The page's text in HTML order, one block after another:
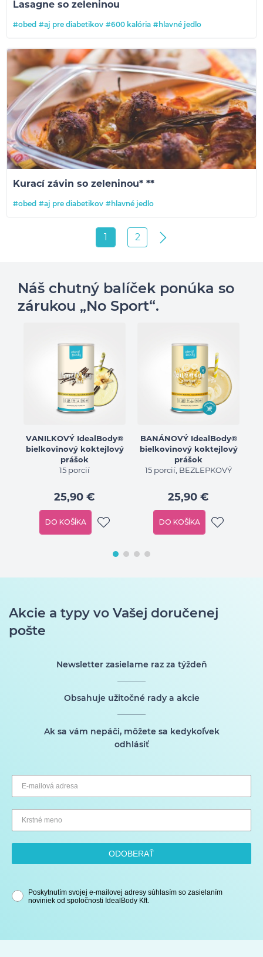
Lasagne so zeleninou
#obed #aj pre diabetikov #600 kalória #hlavné jedlo
Kurací závin so zeleninou* **
#obed #aj pre diabetikov #hlavné jedlo
1 2
Náš chutný balíček ponúka so
zárukou „No Sport“.
VANILKOVÝ IdealBody®
bielkovinový koktejlový
prášok
15 porcií
25,90 €
DO KOŠÍKA
BANÁNOVÝ IdealBody®
bielkovinový koktejlový
prášok
15 porcií, BEZLEPKOVÝ
25,90 €
DO KOŠÍKA
Akcie a typy vo Vašej doručenej
pošte
Newsletter zasielame raz za týždeň
Obsahuje užitočné rady a akcie
Ak sa vám nepáči, môžete sa kedykoľvek
odhlásiť
ODOBERAŤ
Poskytnutím svojej e-mailovej adresy súhlasím so zasielaním
noviniek od spoločnosti IdealBody Kft.